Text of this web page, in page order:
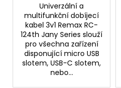
Univerzální a
multifunkční dobíjecí
kabel 3v1 Remax RC-
124th Jany Series slouží
pro všechna zařízení
disponující micro USB
slotem, USB-C slotem,
nebo...